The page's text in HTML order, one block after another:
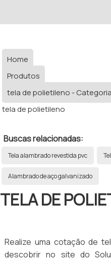
Home
Produtos
tela de polietileno - Categoria
tela de polietileno
Buscas relacionadas:
Tela alambrado revestida pvc
Alambrado de aço galvanizado
TELA DE
Realize uma cotação de
descobrir no site do